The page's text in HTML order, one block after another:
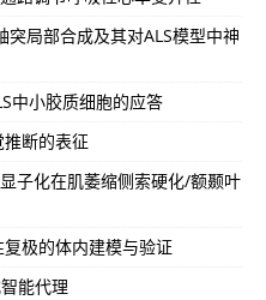
局部合成及其对ALS模型中神
中小胶质细胞的应答
断的表征
子化在肌萎缩侧索硬化/额颞叶
极的体内建模与验证
能代理